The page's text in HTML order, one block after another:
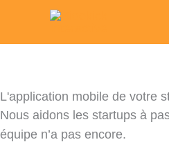
content
L'application mobile de votre
Nous aidons les startups à
équipe n’a pas encore.